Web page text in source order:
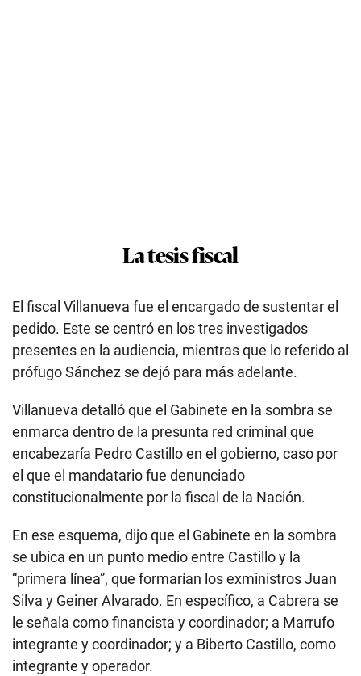
La tesis fiscal
El fiscal Villanueva fue el encargado de sustentar el
pedido. Este se centró en los tres investigados
presentes en la audiencia, mientras que lo referido al
prófugo Sánchez se dejó para más adelante.
Villanueva detalló que el Gabinete en la sombra se
enmarca dentro de la presunta red criminal que
encabezaría Pedro Castillo en el gobierno, caso por
el que el mandatario fue denunciado
constitucionalmente por la fiscal de la Nación.
En ese esquema, dijo que el Gabinete en la sombra
se ubica en un punto medio entre Castillo y la
“primera línea”, que formarían los exministros Juan
Silva y Geiner Alvarado. En específico, a Cabrera se
le señala como financista y coordinador; a Marrufo
integrante y coordinador; y a Biberto Castillo, como
integrante y operador.